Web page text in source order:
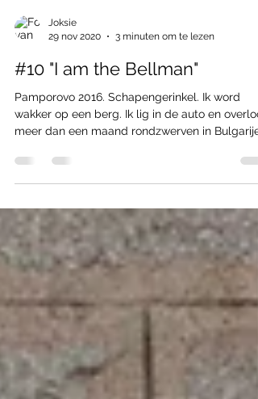
29 nov 2020
3 minuten om te lezen
#10 "I am the Bellman"
Pamporovo 2016. Schapengerinkel. Ik word
meer dan een maand rondzwerven in Bulgarije
in...